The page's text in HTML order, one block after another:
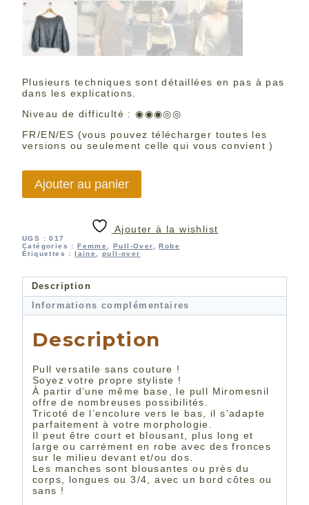
Plusieurs techniques sont détaillées en pas à pas
dans les explications.
Niveau de difficulté : ◉◉◉◎◎
FR/EN/ES (vous pouvez télécharger toutes les
versions ou seulement celle qui vous convient )
quantité
Miromesnil
Ajouter au panier
Ajouter à la wishlist
UGS :017
Catégories :Femme ,Pull-Over ,Robe
Étiquettes :laine ,pull-over
Description
Informations complémentaires
Description
Pull versatile sans couture !
Soyez votre propre styliste !
À partir d’une même base, le pull Miromesnil
offre de nombreuses possibilités.
Tricoté de l’encolure vers le bas, il s’adapte
parfaitement à votre morphologie.
Il peut être court et blousant, plus long et
large ou carrément en robe avec des fronces
sur le milieu devant et/ou dos.
Les manches sont blousantes ou près du
corps, longues ou 3/4, avec un bord côtes ou
sans !